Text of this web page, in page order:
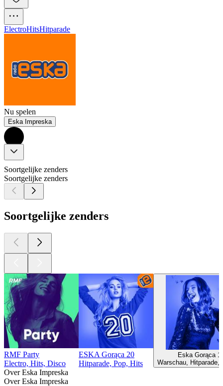
ElectroHitsHitparade
Nu spelen
Eska Impreska
Soortgelijke zenders
Soortgelijke zenders
Soortgelijke zenders
RMF Party
Electro, Hits, Disco
ESKA Gorąca 20
Hitparade, Pop, Hits
Eska Gorąca
Warschau, Hitparade,
Over Eska Impreska
Over Eska Impreska